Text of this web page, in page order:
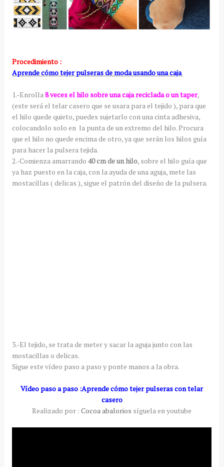
Procedimiento :
Aprende cómo tejer pulseras de moda usando una caja
1.-Enrolla8 veces el hilo sobre una caja reciclada o un taper,
(este será el telar casero que se usara para el tejido ), para que
el hilo quede quieto, puedes sujetarlo con una cinta adhesiva,
colocandolo solo en la punta de un extremo del hilo. Procura
que el hilo no quede encima de otro, ya que serán los hilos guía
para hacer la pulsera tejida.
2.-Comienza amarrando 40 cm de un hilo, sobre el hilo guía que
ya haz puesto en la caja, con la ayuda de una aguja, mete las
mostacillas ( delicas ), sigue el patrón del diseño de la pulsera.
3.-El tejido, se trata de meter y sacar la aguja junto con las
mostacillas o delicas.
Sigue este vídeo paso a paso y ponte manos a la obra.
Vídeo paso a paso :Aprende cómo tejer pulseras con telar
casero
Realizado por :Cocoa abalorios síguela en youtube